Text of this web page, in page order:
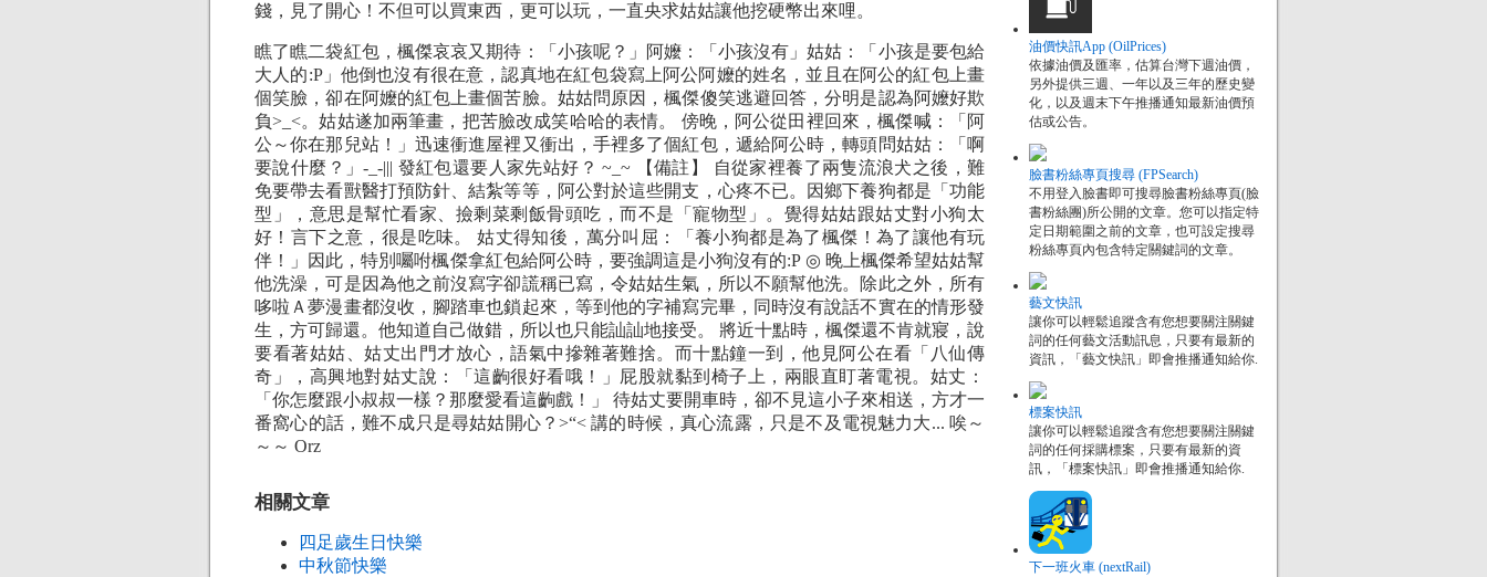
錢，見了開心！不但可以買東西，更可以玩，一直央求姑姑讓他挖硬幣出來哩。
瞧了瞧二袋紅包，楓傑哀哀又期待：「小孩呢？」阿嬤：「小孩沒有」姑姑：「小孩是要包給
大人的:P」他倒也沒有很在意，認真地在紅包袋寫上阿公阿嬤的姓名，並且在阿公的紅包上畫
個笑臉，卻在阿嬤的紅包上畫個苦臉。姑姑問原因，楓傑傻笑逃避回答，分明是認為阿嬤好欺
負>_<。姑姑遂加兩筆畫，把苦臉改成笑哈哈的表情。 傍晚，阿公從田裡回來，楓傑喊：「阿
公～你在那兒站！」迅速衝進屋裡又衝出，手裡多了個紅包，遞給阿公時，轉頭問姑姑：「啊
要說什麼？」-_-||| 發紅包還要人家先站好？ ~_~ 【備註】 自從家裡養了兩隻流浪犬之後，難
免要帶去看獸醫打預防針、結紮等等，阿公對於這些開支，心疼不已。因鄉下養狗都是「功能
型」，意思是幫忙看家、撿剩菜剩飯骨頭吃，而不是「寵物型」。覺得姑姑跟姑丈對小狗太
好！言下之意，很是吃味。 姑丈得知後，萬分叫屈：「養小狗都是為了楓傑！為了讓他有玩
伴！」因此，特別囑咐楓傑拿紅包給阿公時，要強調這是小狗沒有的:P ◎ 晚上楓傑希望姑姑幫
他洗澡，可是因為他之前沒寫字卻謊稱已寫，令姑姑生氣，所以不願幫他洗。除此之外，所有
哆啦Ａ夢漫畫都沒收，腳踏車也鎖起來，等到他的字補寫完畢，同時沒有說話不實在的情形發
生，方可歸還。他知道自己做錯，所以也只能訕訕地接受。 將近十點時，楓傑還不肯就寢，說
要看著姑姑、姑丈出門才放心，語氣中摻雜著難捨。而十點鐘一到，他見阿公在看「八仙傳
奇」，高興地對姑丈說：「這齣很好看哦！」屁股就黏到椅子上，兩眼直盯著電視。姑丈：
「你怎麼跟小叔叔一樣？那麼愛看這齣戲！」 待姑丈要開車時，卻不見這小子來相送，方才一
番窩心的話，難不成只是尋姑姑開心？>“< 講的時候，真心流露，只是不及電視魅力大... 唉～
～～ Orz
相關文章
四足歲生日快樂
中秋節快樂
油價快訊App (OilPrices)
依據油價及匯率，估算台灣下週油價，
另外提供三週、一年以及三年的歷史變
化，以及週末下午推播通知最新油價預
估或公告。
臉書粉絲專頁搜尋 (FPSearch)
不用登入臉書即可搜尋臉書粉絲專頁(臉
書粉絲團)所公開的文章。您可以指定特
定日期範圍之前的文章，也可設定搜尋
粉絲專頁內包含特定關鍵詞的文章。
藝文快訊
讓你可以輕鬆追蹤含有您想要關注關鍵
詞的任何藝文活動訊息，只要有最新的
資訊，「藝文快訊」即會推播通知給你.
標案快訊
讓你可以輕鬆追蹤含有您想要關注關鍵
詞的任何採購標案，只要有最新的資
訊，「標案快訊」即會推播通知給你.
下一班火車 (nextRail)